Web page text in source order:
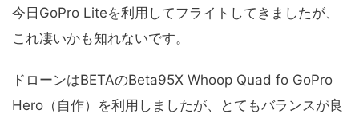
今日GoPro Liteを利用してフライトしてきましたが、
これ凄いかも知れないです。
ドローンはBETAのBeta95X Whoop Quad fo GoPro
Hero（自作）を利用しましたが、とてもバランスが良